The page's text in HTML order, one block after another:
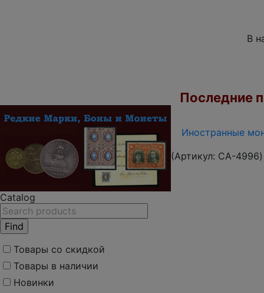
Catalog
Товары со скидкой
Товары в наличии
Новинки
В
Последние
Иностранные
(Артикул: CA-4996)